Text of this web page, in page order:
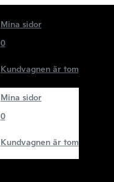
Mina sidor
0
Kundvagnen är tom
Mina sidor
0
Kundvagnen är tom